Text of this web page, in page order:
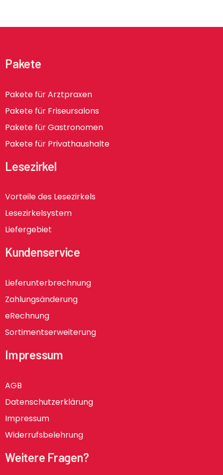
Pakete
Pakete für Arztpraxen
Pakete für Friseursalons
Pakete für Gastronomen
Pakete für Privathaushalte
Lesezirkel
Vorteile des Lesezirkels
Lesezirkelsystem
Liefergebiet
Kundenservice
Lieferunterbrechnung
Zahlungsänderung
eRechnung
Sortimentserweiterung
Impressum
AGB
Datenschutzerklärung
Impressum
Widerrufsbelehrung
Weitere Fragen?